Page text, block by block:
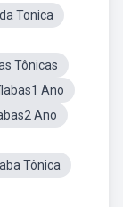
Tonica
Tônicas
Ano
Ano
Tônica